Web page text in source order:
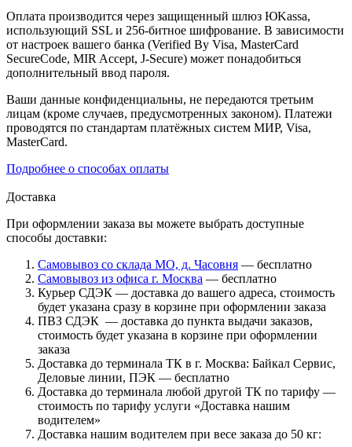
Оплата производится через защищенный шлюз ЮKassa,
использующий SSL и 256-битное шифрование. В зависимости
от настроек вашего банка (Verified By Visa, MasterCard
SecureCode, MIR Accept, J-Secure) может понадобиться
дополнительный ввод пароля.
Ваши данные конфиденциальны, не передаются третьим
лицам (кроме случаев, предусмотренных законом). Платежи
проводятся по стандартам платёжных систем МИР, Visa,
MasterCard.
Подробнее о способах оплаты
Доставка
При оформлении заказа вы можете выбрать доступные
способы доставки:
Самовывоз со склада МО, д. Часовня — бесплатно
Самовывоз из офиса г. Москва — бесплатно
Курьер СДЭК — доставка до вашего адреса, стоимость
будет указана сразу в корзине при оформлении заказа
ПВЗ СДЭК — доставка до пункта выдачи заказов,
стоимость будет указана в корзине при оформлении
заказа
Доставка до терминала ТК в г. Москва: Байкал Сервис,
Деловые линии, ПЭК — бесплатно
Доставка до терминала любой другой ТК по тарифу —
стоимость по тарифу услуги «Доставка нашим
водителем»
Доставка нашим водителем при весе заказа до 50 кг: